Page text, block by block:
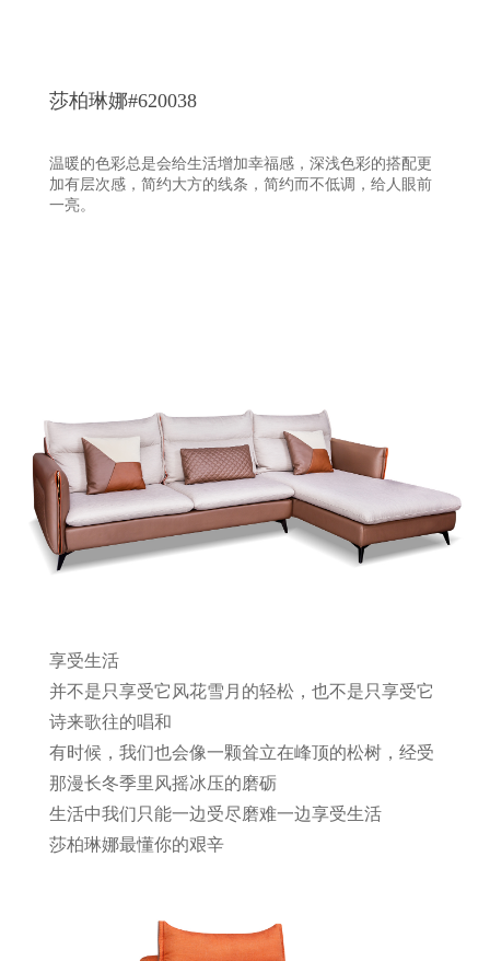
莎柏琳娜#620038
温暖的色彩总是会给生活增加幸福感，深浅色彩的搭配更
加有层次感，简约大方的线条，简约而不低调，给人眼前
一亮。
享受生活
并不是只享受它风花雪月的轻松，也不是只享受它
诗来歌往的唱和
有时候，我们也会像一颗耸立在峰顶的松树，经受
那漫长冬季里风摇冰压的磨砺
生活中我们只能一边受尽磨难一边享受生活
莎柏琳娜最懂你的艰辛